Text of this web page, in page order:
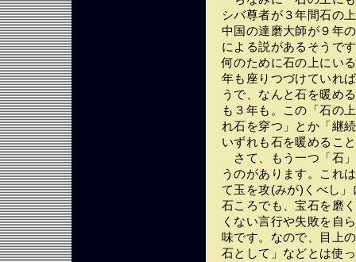
シバ尊者が３年間石の
中国の達磨大師が９年
による説があるそうで
何のために石の上にい
年も座りつづけていれ
うで、なんと石を暖め
も３年も。この「石の
れ石を穿つ」とか「継
いずれも石を暖めるこ
さて、もう一つ「石
うのがあります。これ
て玉を攻(みが)くべし
石ころでも、宝石を磨
くない言行や失敗を自
味です。なので、目上
石として」などとは使